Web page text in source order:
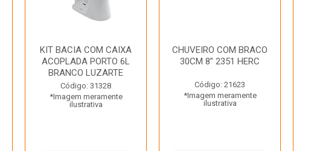
KIT BACIA COM CAIXA
ACOPLADA PORTO 6L
BRANCO LUZARTE
Código: 31328
*Imagem meramente
ilustrativa
CHUVEIRO COM BRACO
30CM 8” 2351 HERC
Código: 21623
*Imagem meramente
ilustrativa